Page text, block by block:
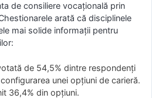
de consiliere vocațională prin
arată că disciplinele
mai solide informații pentru
de 54,5% dintre respondenți
unei opțiuni de carieră.
36,4% din opțiuni.